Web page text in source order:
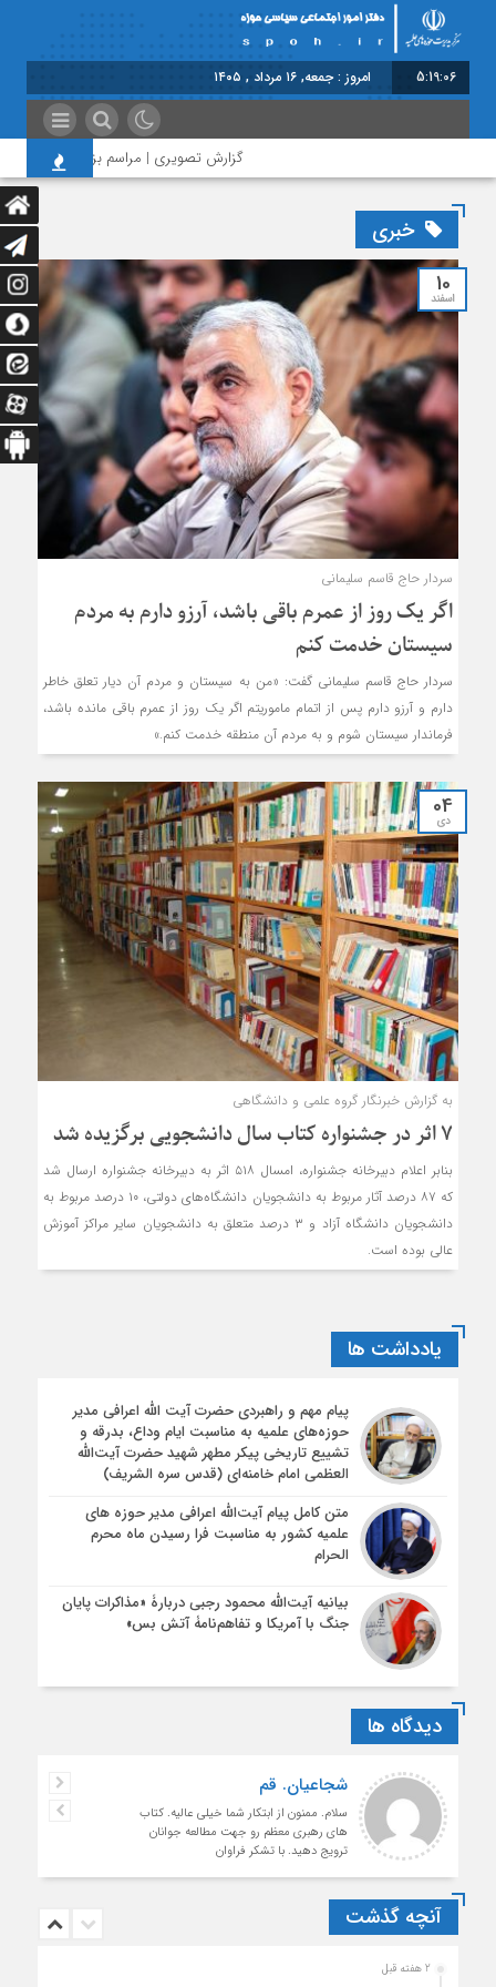
5:19:07 امروز : جمعه, ۱۶ مرداد , ۱۴۰۵
گزارش تصویری | مراسم بزرگداشت امام
خبری
10
اسفند
سردار حاج قاسم سلیمانی
اگر یک روز از عمرم باقی باشد، آرزو دارم به مردم
سیستان خدمت کنم
سردار حاج قاسم سلیمانی گفت: «من به سیستان و مردم آن دیار تعلق خاطر
دارم و آرزو دارم پس از اتمام ماموریتم اگر یک روز از عمرم باقی مانده باشد،
فرماندار سیستان شوم و به مردم آن منطقه خدمت کنم.»
04
دی
به گزارش خبرنگار گروه علمی و دانشگاهی
۷ اثر در جشنواره کتاب سال دانشجویی برگزیده شد
بنابر اعلام دبیرخانه جشنواره، امسال ۵۱۸ اثر به دبیرخانه جشنواره ارسال شد
که ۸۷ درصد آثار مربوط به دانشجویان دانشگاه‌های دولتی، ۱۰ درصد مربوط به
دانشجویان دانشگاه آزاد و ۳ درصد متعلق به دانشجویان سایر مراکز آموزش
عالی بوده است.
یادداشت ها
پیام مهم و راهبردی حضرت آیت الله اعرافی مدیر
حوزه‌های علمیه به مناسبت ایام وداع، بدرقه و
تشییع تاریخی پیکر مطهر شهید حضرت آیت‌الله
العظمی امام خامنه‌ای (قدس سره الشریف)
متن کامل پیام آیت‌الله اعرافی مدیر حوزه های
علمیه کشور به مناسبت فرا رسیدن ماه محرم
الحرام
بیانیه آیت‌الله محمود رجبی دربارۀ «مذاکرات پایان
جنگ با آمریکا و تفاهم‌نامۀ آتش بس»
دیدگاه ها
شجاعیان. قم
سلام. ممنون از ابتکار شما خیلی عالیه. کتاب
های رهبری معظم رو جهت مطالعه جوانان
ترویج دهید. با تشکر فراوان
آنچه گذشت
2 هفته قبل